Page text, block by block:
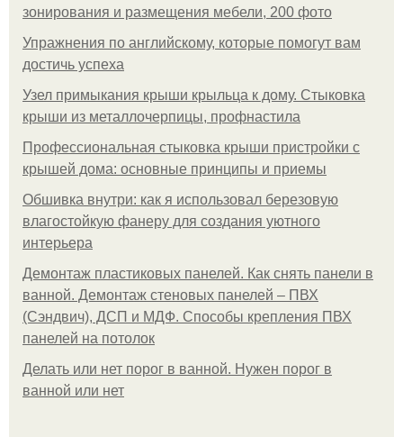
зонирования и размещения мебели, 200 фото
Упражнения по английскому, которые помогут вам
достичь успеха
Узел примыкания крыши крыльца к дому. Стыковка
крыши из металлочерпицы, профнастила
Профессиональная стыковка крыши пристройки с
крышей дома: основные принципы и приемы
Обшивка внутри: как я использовал березовую
влагостойкую фанеру для создания уютного
интерьера
Демонтаж пластиковых панелей. Как снять панели в
ванной. Демонтаж стеновых панелей – ПВХ
(Сэндвич), ДСП и МДФ. Способы крепления ПВХ
панелей на потолок
Делать или нет порог в ванной. Нужен порог в
ванной или нет